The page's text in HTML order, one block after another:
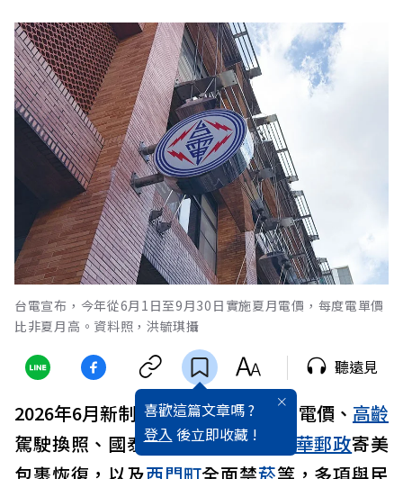
台電宣布，今年從6月1日至9月30日實施夏月電價，每度電單價
比非夏月高。資料照，洪毓琪攝
喜歡這篇文章嗎 ?
登入 後立即收藏 !
聽遠見
2026年6月新制即將上路！包括夏月電價、 高齡
駕駛換照、國泰航空登機新規、 中華郵政寄美